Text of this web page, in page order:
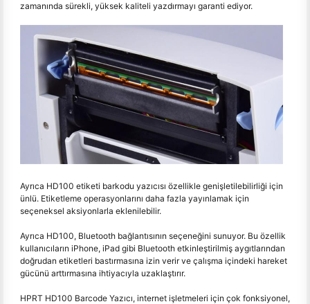
zamanında sürekli, yüksek kaliteli yazdırmayı garanti ediyor.
Ayrıca HD100 etiketi barkodu yazıcısı özellikle genişletilebilirliği için
ünlü. Etiketleme operasyonlarını daha fazla yayınlamak için
seçeneksel aksiyonlarla eklenilebilir.
Ayrıca HD100, Bluetooth bağlantısının seçeneğini sunuyor. Bu özellik
kullanıcıların iPhone, iPad gibi Bluetooth etkinleştirilmiş aygıtlarından
doğrudan etiketleri bastırmasına izin verir ve çalışma içindeki hareket
gücünü arttırmasına ihtiyacıyla uzaklaştırır.
HPRT HD100 Barcode Yazıcı, internet işletmeleri için çok fonksiyonel,